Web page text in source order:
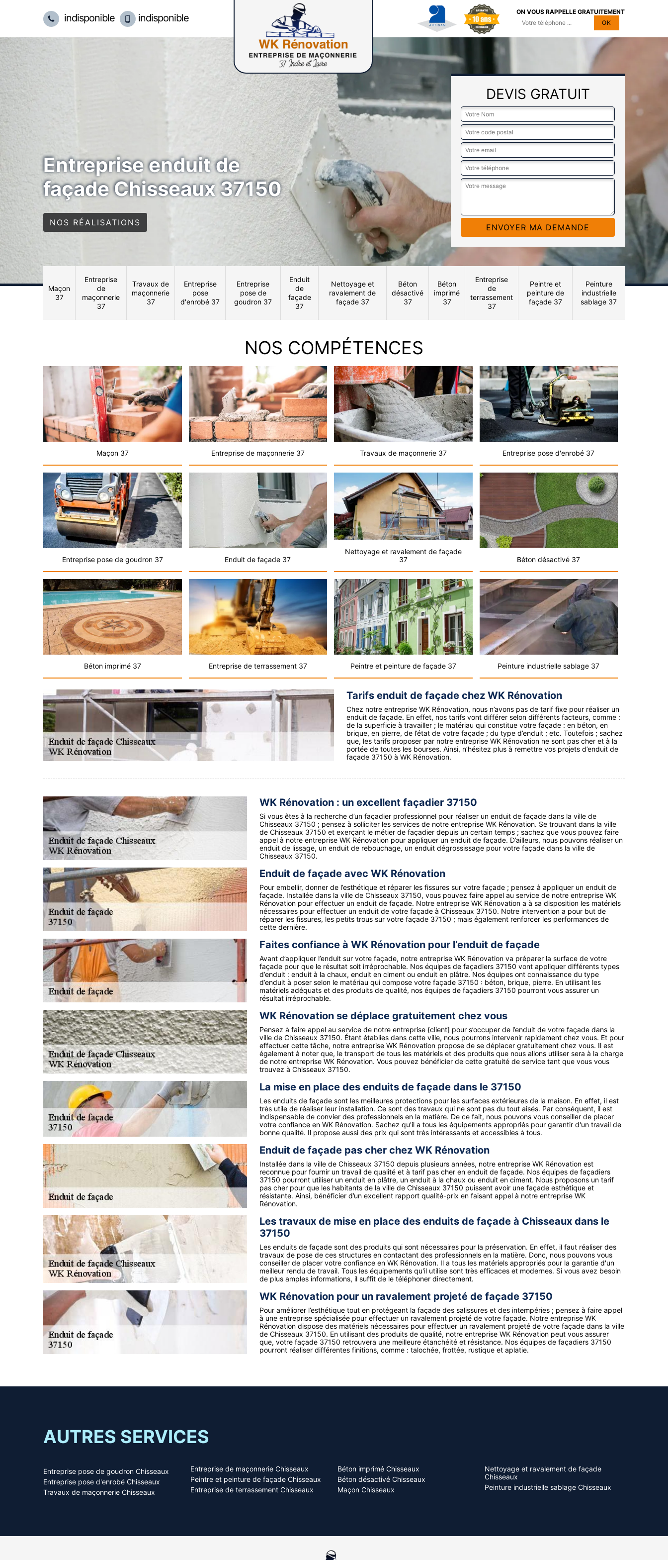
indisponible indisponible
ON VOUS RAPPELLE GRATUITEMENT
Entreprise enduit de
façade Chisseaux 37150
NOS RÉALISATIONS
DEVIS GRATUIT
Maçon
37
Entreprise
de
maçonnerie
37
Travaux de
maçonnerie
37
Entreprise
pose
d'enrobé 37
Entreprise
pose de
goudron 37
Enduit
de
façade
37
Nettoyage et
ravalement de
façade 37
Béton
désactivé
37
Béton
imprimé
37
Entreprise
de
terrassement
37
Peintre et
peinture de
façade 37
Peinture
industrielle
sablage 37
NOS COMPÉTENCES
Maçon 37 Entreprise de maçonnerie 37 Travaux de maçonnerie 37 Entreprise pose d'enrobé 37
Entreprise pose de goudron 37 Enduit de façade 37
Nettoyage et ravalement de façade
37
Béton désactivé 37
Béton imprimé 37 Entreprise de terrassement 37 Peintre et peinture de façade 37 Peinture industrielle sablage 37
Tarifs enduit de façade chez WK Rénovation
Chez notre entreprise WK Rénovation, nous n’avons pas de tarif fixe pour réaliser un
enduit de façade. En effet, nos tarifs vont différer selon différents facteurs, comme :
de la superficie à travailler ; le matériau qui constitue votre façade : en béton, en
brique, en pierre, de l’état de votre façade ; du type d’enduit ; etc. Toutefois ; sachez
que, les tarifs proposer par notre entreprise WK Rénovation ne sont pas cher et à la
portée de toutes les bourses. Ainsi, n’hésitez plus à remettre vos projets d’enduit de
façade 37150 à WK Rénovation.
WK Rénovation : un excellent façadier 37150
Si vous êtes à la recherche d’un façadier professionnel pour réaliser un enduit de façade dans la ville de
Chisseaux 37150 ; pensez à solliciter les services de notre entreprise WK Rénovation. Se trouvant dans la ville
de Chisseaux 37150 et exerçant le métier de façadier depuis un certain temps ; sachez que vous pouvez faire
appel à notre entreprise WK Rénovation pour appliquer un enduit de façade. D’ailleurs, nous pouvons réaliser un
enduit de lissage, un enduit de rebouchage, un enduit dégrossissage pour votre façade dans la ville de
Chisseaux 37150.
Enduit de façade avec WK Rénovation
Pour embellir, donner de l’esthétique et réparer les fissures sur votre façade ; pensez à appliquer un enduit de
façade. Installée dans la ville de Chisseaux 37150, vous pouvez faire appel au service de notre entreprise WK
Rénovation pour effectuer un enduit de façade. Notre entreprise WK Rénovation a à sa disposition les matériels
nécessaires pour effectuer un enduit de votre façade à Chisseaux 37150. Notre intervention a pour but de
réparer les fissures, les petits trous sur votre façade 37150 ; mais également renforcer les performances de
cette dernière.
Faites confiance à WK Rénovation pour l’enduit de façade
Avant d’appliquer l’enduit sur votre façade, notre entreprise WK Rénovation va préparer la surface de votre
façade pour que le résultat soit irréprochable. Nos équipes de façadiers 37150 vont appliquer différents types
d’enduit : enduit à la chaux, enduit en ciment ou enduit en plâtre. Nos équipes ont connaissance du type
d’enduit à poser selon le matériau qui compose votre façade 37150 : béton, brique, pierre. En utilisant les
matériels adéquats et des produits de qualité, nos équipes de façadiers 37150 pourront vous assurer un
résultat irréprochable.
WK Rénovation se déplace gratuitement chez vous
Pensez à faire appel au service de notre entreprise {client] pour s’occuper de l’enduit de votre façade dans la
ville de Chisseaux 37150. Étant établies dans cette ville, nous pourrons intervenir rapidement chez vous. Et pour
effectuer cette tâche, notre entreprise WK Rénovation propose de se déplacer gratuitement chez vous. Il est
également à noter que, le transport de tous les matériels et des produits que nous allons utiliser sera à la charge
de notre entreprise WK Rénovation. Vous pouvez bénéficier de cette gratuité de service tant que vous vous
trouvez à Chisseaux 37150.
La mise en place des enduits de façade dans le 37150
Les enduits de façade sont les meilleures protections pour les surfaces extérieures de la maison. En effet, il est
très utile de réaliser leur installation. Ce sont des travaux qui ne sont pas du tout aisés. Par conséquent, il est
indispensable de convier des professionnels en la matière. De ce fait, nous pouvons vous conseiller de placer
votre confiance en WK Rénovation. Sachez qu'il a tous les équipements appropriés pour garantir d'un travail de
bonne qualité. Il propose aussi des prix qui sont très intéressants et accessibles à tous.
Enduit de façade pas cher chez WK Rénovation
Installée dans la ville de Chisseaux 37150 depuis plusieurs années, notre entreprise WK Rénovation est
reconnue pour fournir un travail de qualité et à tarif pas cher en enduit de façade. Nos équipes de façadiers
37150 pourront utiliser un enduit en plâtre, un enduit à la chaux ou enduit en ciment. Nous proposons un tarif
pas cher pour que les habitants de la ville de Chisseaux 37150 puissent avoir une façade esthétique et
résistante. Ainsi, bénéficier d’un excellent rapport qualité-prix en faisant appel à notre entreprise WK
Rénovation.
Les travaux de mise en place des enduits de façade à Chisseaux dans le
37150
Les enduits de façade sont des produits qui sont nécessaires pour la préservation. En effet, il faut réaliser des
travaux de pose de ces structures en contactant des professionnels en la matière. Donc, nous pouvons vous
conseiller de placer votre confiance en WK Rénovation. Il a tous les matériels appropriés pour la garantie d'un
meilleur rendu de travail. Tous les équipements qu'il utilise sont très efficaces et modernes. Si vous avez besoin
de plus amples informations, il suffit de le téléphoner directement.
WK Rénovation pour un ravalement projeté de façade 37150
Pour améliorer l’esthétique tout en protégeant la façade des salissures et des intempéries ; pensez à faire appel
à une entreprise spécialisée pour effectuer un ravalement projeté de votre façade. Notre entreprise WK
Rénovation dispose des matériels nécessaires pour effectuer un ravalement projeté de votre façade dans la ville
de Chisseaux 37150. En utilisant des produits de qualité, notre entreprise WK Rénovation peut vous assurer
que, votre façade 37150 retrouvera une meilleure étanchéité et résistance. Nos équipes de façadiers 37150
pourront réaliser différentes finitions, comme : talochée, frottée, rustique et aplatie.
AUTRES SERVICES
Entreprise pose de goudron Chisseaux
Entreprise pose d'enrobé Chisseaux
Travaux de maçonnerie Chisseaux
Entreprise de maçonnerie Chisseaux
Peintre et peinture de façade Chisseaux
Entreprise de terrassement Chisseaux
Béton imprimé Chisseaux
Béton désactivé Chisseaux
Maçon Chisseaux
Nettoyage et ravalement de façade
Chisseaux
Peinture industrielle sablage Chisseaux